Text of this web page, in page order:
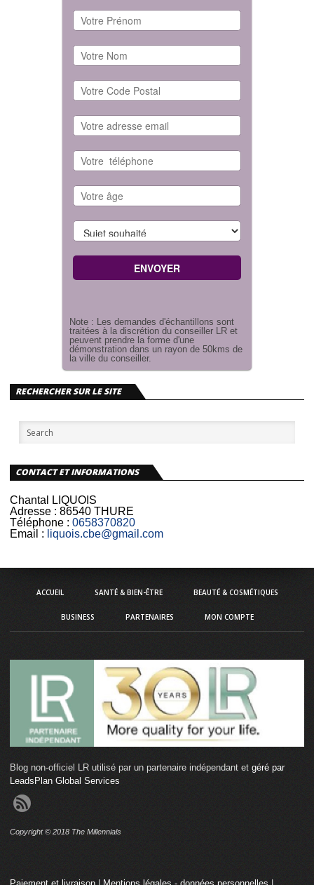
Note : Les demandes d'échantillons sont
traitées à la discrétion du conseiller LR et
peuvent prendre la forme d'une
démonstration dans un rayon de 50kms de
la ville du conseiller.
RECHERCHER SUR LE SITE
CONTACT ET INFORMATIONS
Chantal LIQUOIS
Adresse : 86540 THURE
Téléphone : 0658370820
Email : liquois.cbe@gmail.com
ACCUEIL SANTÉ & BIEN-ÊTRE BEAUTÉ & COSMÉTIQUES
BUSINESS PARTENAIRES MON COMPTE
Blog non-officiel LR utilisé par un partenaire indépendant et géré par
LeadsPlan Global Services
Copyright © 2018 The Millennials